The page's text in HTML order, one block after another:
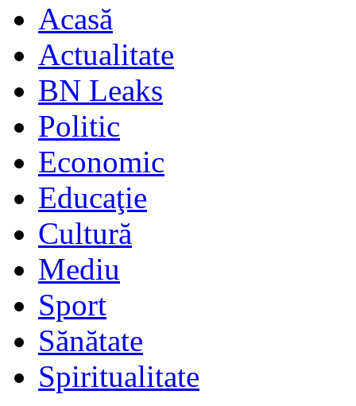
Acasă
Actualitate
BN Leaks
Politic
Economic
Educaţie
Cultură
Mediu
Sport
Sănătate
Spiritualitate